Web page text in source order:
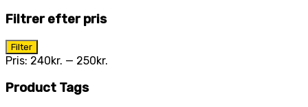
Filtrer efter pris
Mindste
pris
Højeste
pris
Filter
Pris: 240kr. — 250kr.
Product Tags